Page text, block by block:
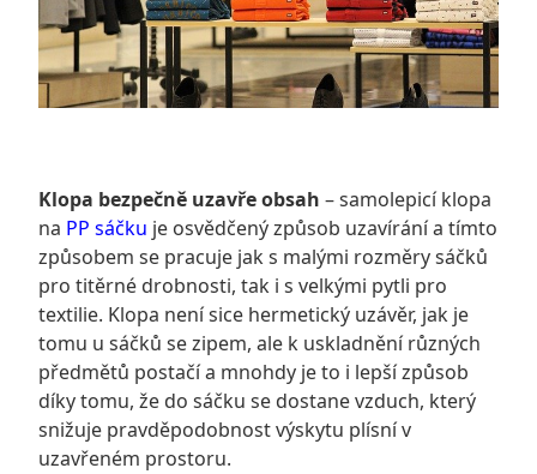
Klopa bezpečně uzavře obsah – samolepicí klopa
na PP sáčku je osvědčený způsob uzavírání a tímto
způsobem se pracuje jak s malými rozměry sáčků
pro titěrné drobnosti, tak i s velkými pytli pro
textilie. Klopa není sice hermetický uzávěr, jak je
tomu u sáčků se zipem, ale k uskladnění různých
předmětů postačí a mnohdy je to i lepší způsob
díky tomu, že do sáčku se dostane vzduch, který
snižuje pravděpodobnost výskytu plísní v
uzavřeném prostoru.